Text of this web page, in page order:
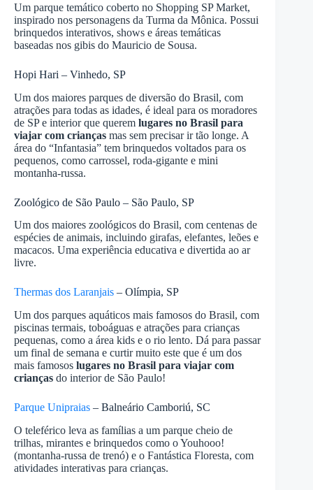
Um parque temático coberto no Shopping SP Market,
inspirado nos personagens da Turma da Mônica. Possui
brinquedos interativos, shows e áreas temáticas
baseadas nos gibis do Mauricio de Sousa.
Hopi Hari – Vinhedo, SP
Um dos maiores parques de diversão do Brasil, com
atrações para todas as idades, é ideal para os moradores
de SP e interior que querem lugares no Brasil para
viajar com crianças mas sem precisar ir tão longe. A
área do “Infantasia” tem brinquedos voltados para os
pequenos, como carrossel, roda-gigante e mini
montanha-russa.
Zoológico de São Paulo – São Paulo, SP
Um dos maiores zoológicos do Brasil, com centenas de
espécies de animais, incluindo girafas, elefantes, leões e
macacos. Uma experiência educativa e divertida ao ar
livre.
Thermas dos Laranjais – Olímpia, SP
Um dos parques aquáticos mais famosos do Brasil, com
piscinas termais, toboáguas e atrações para crianças
pequenas, como a área kids e o rio lento. Dá para passar
um final de semana e curtir muito este que é um dos
mais famosos lugares no Brasil para viajar com
crianças do interior de São Paulo!
Parque Unipraias – Balneário Camboriú, SC
O teleférico leva as famílias a um parque cheio de
trilhas, mirantes e brinquedos como o Youhooo!
(montanha-russa de trenó) e o Fantástica Floresta, com
atividades interativas para crianças.